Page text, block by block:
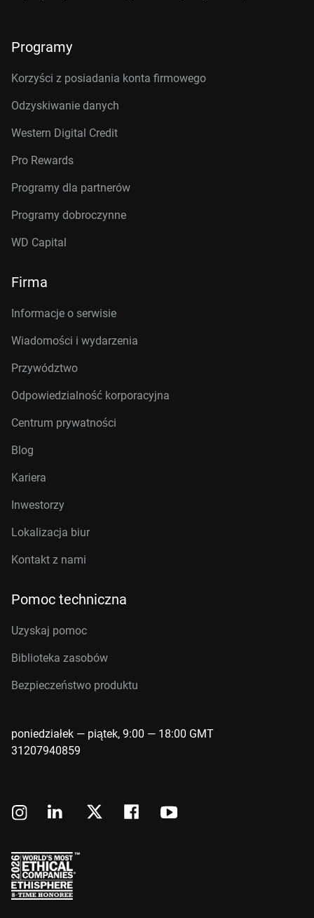
Programy
Korzyści z posiadania konta firmowego
Odzyskiwanie danych
Western Digital Credit
Pro Rewards
Programy dla partnerów
Programy dobroczynne
WD Capital
Firma
Informacje o serwisie
Wiadomości i wydarzenia
Przywództwo
Odpowiedzialność korporacyjna
Centrum prywatności
Blog
Kariera
Inwestorzy
Lokalizacja biur
Kontakt z nami
Pomoc techniczna
Uzyskaj pomoc
Biblioteka zasobów
Bezpieczeństwo produktu
poniedziałek — piątek, 9:00 — 18:00 GMT
31207940859